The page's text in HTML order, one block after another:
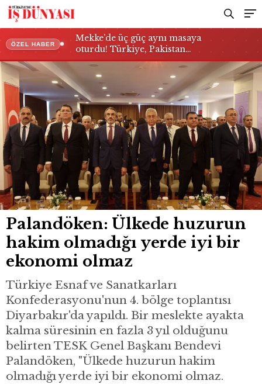
ÖZEL HABER
Mekke’de üç güç aynı masaya
oturdu! Türkiye, Pakistan…
Palandöken: Ülkede huzurun
hakim olmadığı yerde iyi bir
ekonomi olmaz
Türkiye Esnaf ve Sanatkarları
Konfederasyonu'nun 4. bölge toplantısı
Diyarbakır'da yapıldı. Bir meslekte ayakta
kalma süresinin en fazla 3 yıl olduğunu
belirten TESK Genel Başkanı Bendevi
Palandöken, "Ülkede huzurun hakim
olmadığı yerde iyi bir ekonomi olmaz.